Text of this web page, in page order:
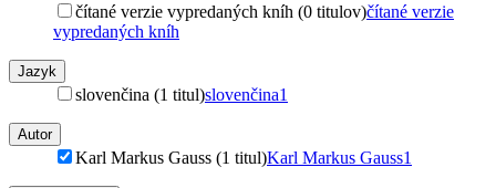
čítané verzie vypredaných kníh (0 titulov)čítané verzie
vypredaných kníh
Jazyk
slovenčina (1 titul)slovenčina1
Autor
Karl Markus Gauss (1 titul)Karl Markus Gauss1